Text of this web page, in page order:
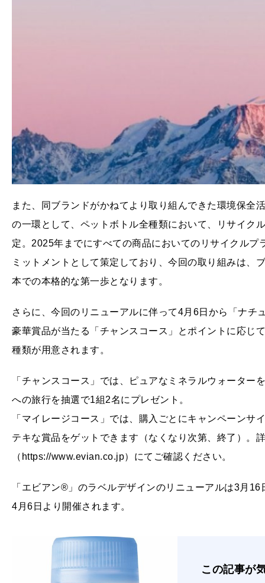
また、同ブランドがかねてより取り組んできた環境保全
の一環として、ペットボトル全種類において、リサイク
定。2025年までにすべての商品においてのリサイクル
ミットメントとして策定しており、今回の取り組みは、
本での本格的な第一歩となります。
さらに、今回のリニューアルに伴って4月6日から「ナチ
豪華賞品が当たる「チャンスコース」とポイントに応じ
種類が用意されます。
「チャンスコース」では、ピュアなミネラルウォータ
への旅行を抽選で1組2名にプレゼント。
「マイレージコース」では、購入ごとにキャンペーン
テキな賞品をゲットできます（なくなり次第、終了）。
（https://www.evian.co.jp）にてご確認ください。
「エビアン®」のラベルデザインのリニューアルは3月
4月6日より開催されます。
この記事が